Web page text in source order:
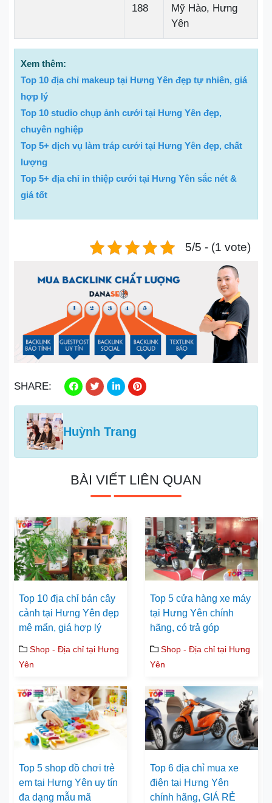
188
Mỹ Hào, Hưng
Yên
Xem thêm:
Top 10 địa chỉ makeup tại Hưng Yên đẹp tự nhiên, giá
hợp lý
Top 10 studio chụp ảnh cưới tại Hưng Yên đẹp,
chuyên nghiệp
Top 5+ dịch vụ làm tráp cưới tại Hưng Yên đẹp, chất
lượng
Top 5+ địa chỉ in thiệp cưới tại Hưng Yên sắc nét &
giá tốt
5/5 - (1 vote)
SHARE:
Huỳnh Trang
BÀI VIẾT LIÊN QUAN
Top 10 địa chỉ bán cây
cảnh tại Hưng Yên đẹp
mê mẩn, giá hợp lý
Shop - Địa chỉ tại Hưng
Yên
Top 5 cửa hàng xe máy
tại Hưng Yên chính
hãng, có trả góp
Shop - Địa chỉ tại Hưng
Yên
Top 5 shop đồ chơi trẻ
em tại Hưng Yên uy tín
đa dạng mẫu mã
Top 6 địa chỉ mua xe
điện tại Hưng Yên
chính hãng, GIÁ RẺ